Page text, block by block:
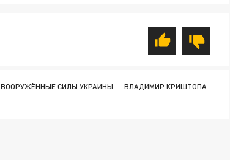
ВООРУЖЁННЫЕ СИЛЫ УКРАИНЫ
ВЛАДИМИР КРИШТОПА